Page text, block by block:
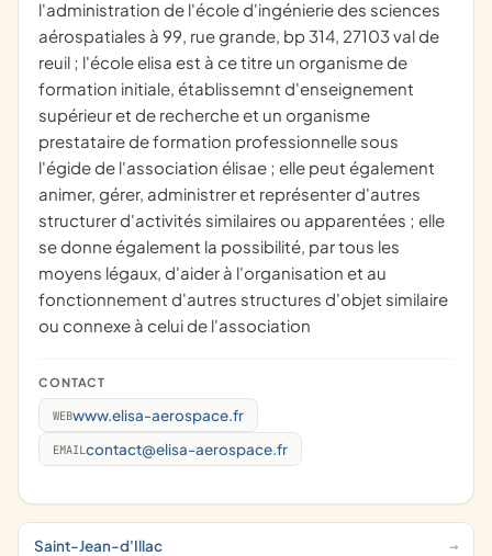
l'administration de l'école d'ingénierie des sciences
aérospatiales à 99, rue grande, bp 314, 27103 val de
reuil ; l'école elisa est à ce titre un organisme de
formation initiale, établissemnt d'enseignement
supérieur et de recherche et un organisme
prestataire de formation professionnelle sous
l'égide de l'association élisae ; elle peut également
animer, gérer, administrer et représenter d'autres
structurer d'activités similaires ou apparentées ; elle
se donne également la possibilité, par tous les
moyens légaux, d'aider à l'organisation et au
fonctionnement d'autres structures d'objet similaire
ou connexe à celui de l'association
CONTACT
WEBwww.elisa-aerospace.fr
EMAIL contact@elisa-aerospace.fr
Saint-Jean-d'Illac